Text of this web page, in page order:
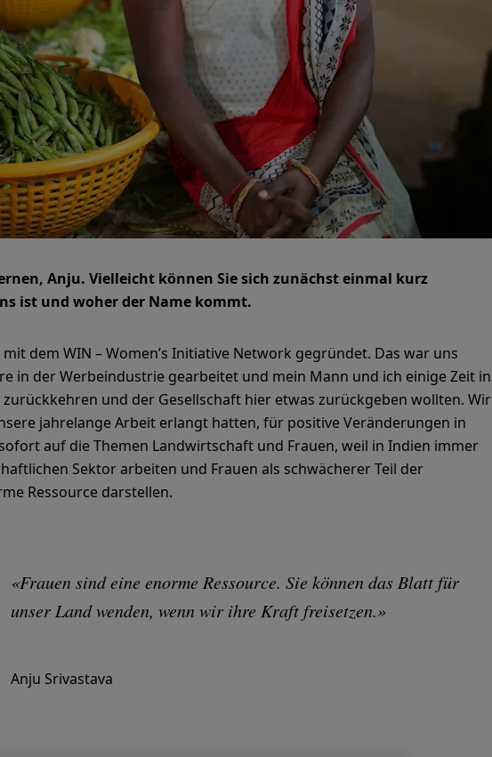
Anju. Vielleicht können Sie sich zunächst einmal kurz
ist und woher der Name kommt.
dem WIN – Women’s Initiative Network gegründet. Das war uns
in der Werbeindustrie gearbeitet und mein Mann und ich einige Zeit in
und der Gesellschaft hier etwas zurückgeben wollten. Wir
jahrelange Arbeit erlangt hatten, für positive Veränderungen in
auf die Themen Landwirtschaft und Frauen, weil in Indien immer
Sektor arbeiten und Frauen als schwächerer Teil der
Ressource darstellen.
«Frauen sind eine enorme Ressource. Sie können das Blatt für
unser Land wenden, wenn wir ihre Kraft freisetzen.»
Anju Srivastava